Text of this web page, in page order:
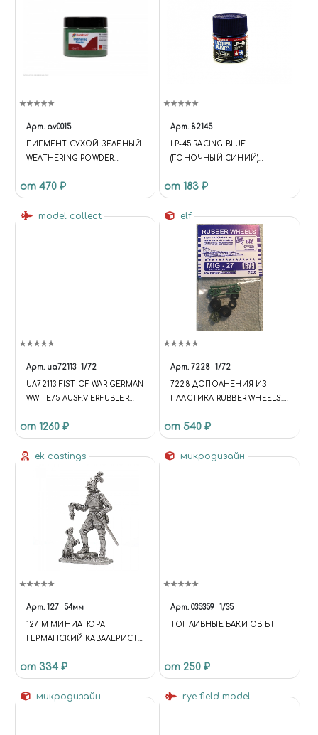
Арт. av0015
ПИГМЕНТ СУХОЙ ЗЕЛЕНЫЙ
WEATHERING POWDER
-45ML
от 470 ₽
Арт. 82145
LP-45 RACING BLUE
(ГОНОЧНЫЙ СИНИЙ)
от 183 ₽
model collect
Арт. ua72113 1/72
UA72113 FIST OF WAR GERMAN
WWII E75 AUSF.VIERFUBLER
от 1260 ₽
elf
Арт. 7228 1/72
7228 ДОПОЛНЕНИЯ ИЗ
ПЛАСТИКА RUBBER WHEELS.
от 540 ₽
ek castings
Арт. 127 54мм
127 M МИНИАТЮРА
ГЕРМАНСКИЙ КАВАЛЕРИСТ
от 334 ₽
микродизайн
Арт. 035359 1/35
ТОПЛИВНЫЕ БАКИ ОВ БТ
от 250 ₽
микродизайн rye field model